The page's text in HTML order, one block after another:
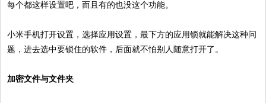
每个都这样设置吧，而且有的也没这个功能。
小米手机打开设置，选择应用设置，最下方的应用锁就能解决这种问
题，进去选中要锁住的软件，后面就不怕别人随意打开了。
加密文件与文件夹